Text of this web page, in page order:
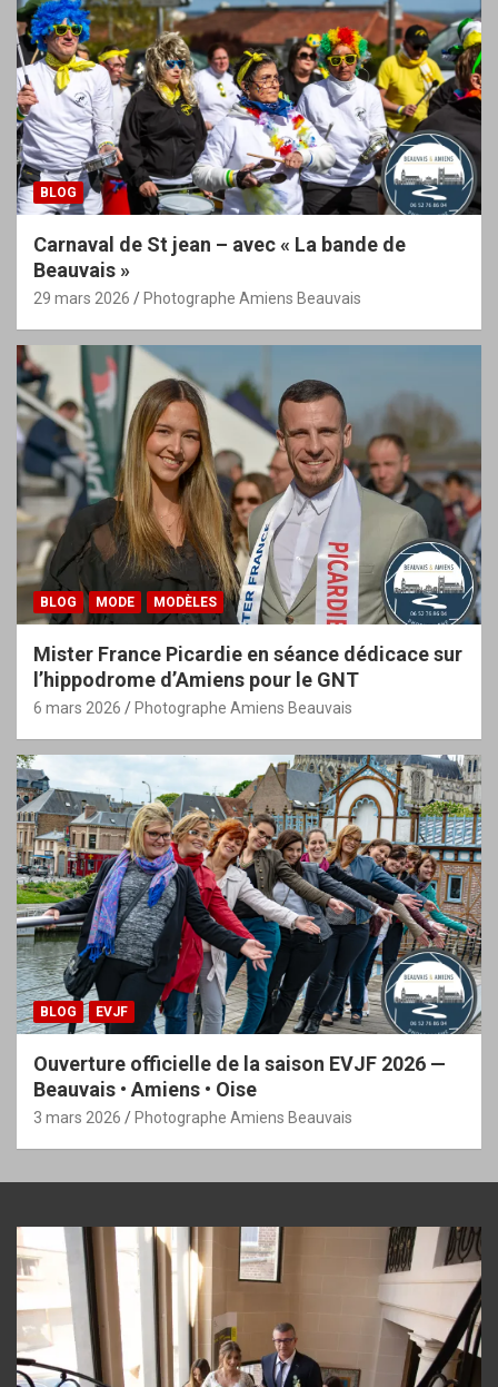
BLOG
Carnaval de St jean – avec « La bande de
Beauvais »
29 mars 2026 Photographe Amiens Beauvais
BLOG MODE MODÈLES
Mister France Picardie en séance dédicace sur
l’hippodrome d’Amiens pour le GNT
6 mars 2026 Photographe Amiens Beauvais
BLOG EVJF
Ouverture officielle de la saison EVJF 2026 —
Beauvais • Amiens • Oise
3 mars 2026 Photographe Amiens Beauvais